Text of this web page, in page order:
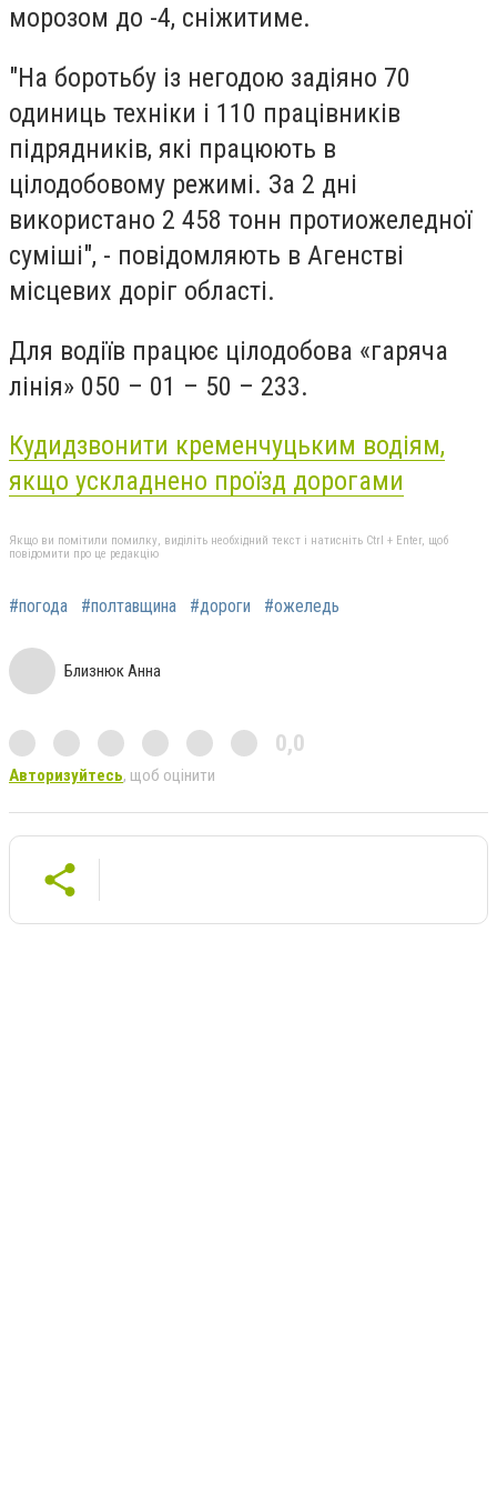
морозом до -4, сніжитиме.
"На боротьбу із негодою задіяно 70
одиниць техніки і 110 працівників
підрядників, які працюють в
цілодобовому режимі. За 2 дні
використано 2 458 тонн протиожеледної
суміші", - повідомляють в Агенстві
місцевих доріг області.
Для водіїв працює цілодобова «гаряча
лінія» 050 – 01 – 50 – 233.
Кудидзвонити кременчуцьким водіям,
якщо ускладнено проїзд дорогами
Якщо ви помітили помилку, виділіть необхідний текст і натисніть Ctrl + Enter, щоб
повідомити про це редакцію
#погода #полтавщина #дороги #ожеледь
Близнюк Анна
0,0
Авторизуйтесь, щоб оцінити